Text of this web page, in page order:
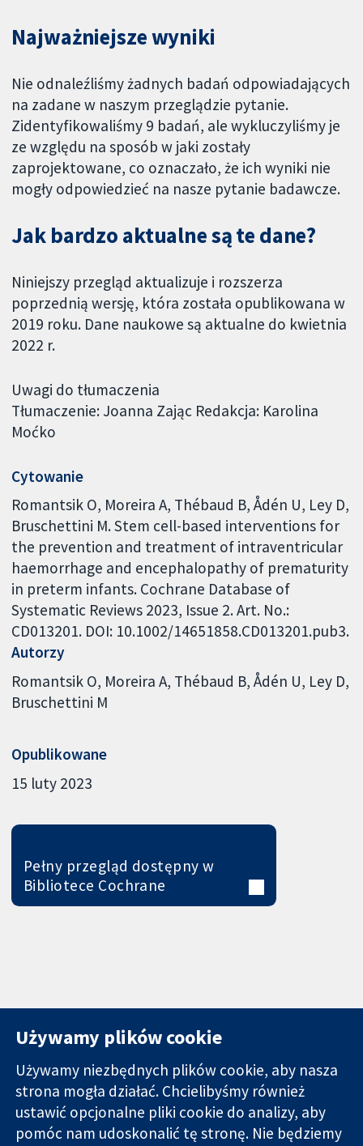
Najważniejsze wyniki
Nie odnaleźliśmy żadnych badań odpowiadających
na zadane w naszym przeglądzie pytanie.
Zidentyfikowaliśmy 9 badań, ale wykluczyliśmy je
ze względu na sposób w jaki zostały
zaprojektowane, co oznaczało, że ich wyniki nie
mogły odpowiedzieć na nasze pytanie badawcze.
Jak bardzo aktualne są te dane?
Niniejszy przegląd aktualizuje i rozszerza
poprzednią wersję, która została opublikowana w
2019 roku. Dane naukowe są aktualne do kwietnia
2022 r.
Uwagi do tłumaczenia
Tłumaczenie: Joanna Zając Redakcja: Karolina
Moćko
Cytowanie
Romantsik O, Moreira A, Thébaud B, Ådén U, Ley D,
Bruschettini M. Stem cell-based interventions for
the prevention and treatment of intraventricular
haemorrhage and encephalopathy of prematurity
in preterm infants. Cochrane Database of
Systematic Reviews 2023, Issue 2. Art. No.:
CD013201. DOI: 10.1002/14651858.CD013201.pub3.
Autorzy
Romantsik O Moreira A Thébaud B Ådén U Ley D
Bruschettini M
Opublikowane
15 luty 2023
Pełny przegląd dostępny w
Bibliotece Cochrane
Wiarygodne dane
11-13 Cavendish
Square
Londyn
Kontakt
Nowości
Biuro
Używamy plików cookie
Używamy niezbędnych plików cookie, aby nasza
strona mogła działać. Chcielibyśmy również
ustawić opcjonalne pliki cookie do analizy, aby
pomóc nam udoskonalić tę stronę. Nie będziemy